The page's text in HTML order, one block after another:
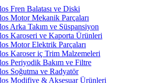
Fren Balatası ve Diski
Motor Mekanik Parçaları
Arka Takım ve Süspansiyon
Karoseri ve Kaporta Ürünleri
Motor Elektrik Parçaları
Karoser iç Trim Malzemeleri
Periyodik Bakım ve Filtre
Soğutma ve Radyatör
Modifiye & Aksesuar Ürünleri